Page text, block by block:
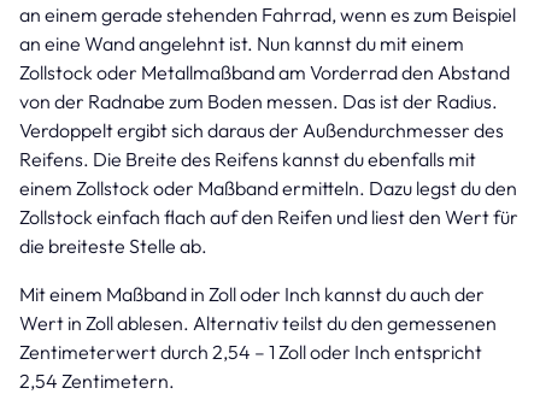
an einem gerade stehenden Fahrrad, wenn es zum Beispiel
an eine Wand angelehnt ist. Nun kannst du mit einem
Zollstock oder Metallmaßband am Vorderrad den Abstand
von der Radnabe zum Boden messen. Das ist der Radius.
Verdoppelt ergibt sich daraus der Außendurchmesser des
Reifens. Die Breite des Reifens kannst du ebenfalls mit
einem Zollstock oder Maßband ermitteln. Dazu legst du den
Zollstock einfach flach auf den Reifen und liest den Wert für
die breiteste Stelle ab.
Mit einem Maßband in Zoll oder Inch kannst du auch der
Wert in Zoll ablesen. Alternativ teilst du den gemessenen
Zentimeterwert durch 2,54 – 1 Zoll oder Inch entspricht
2,54 Zentimetern.